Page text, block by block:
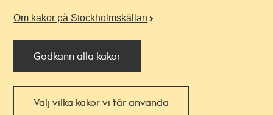
Om kakor på Stockholmskällan
Godkänn alla kakor
Välj vilka kakor vi får använda